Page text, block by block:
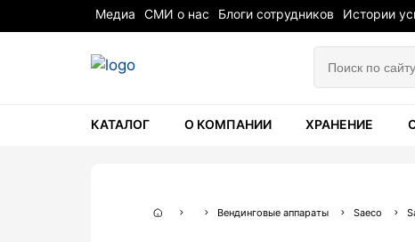
Медиа СМИ о нас Блоги сотрудников Истории
КАТАЛОГ О КОМПАНИИ ХРАНЕНИЕ
Вендинговые аппараты Saeco